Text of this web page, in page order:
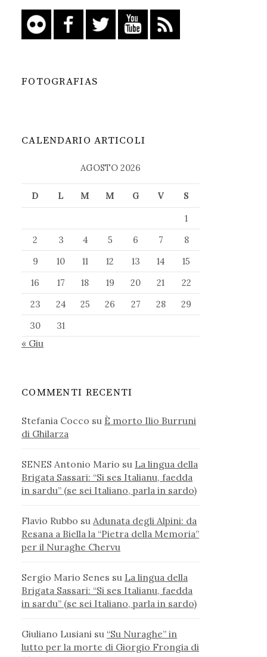
FOTOGRAFIAS
CALENDARIO ARTICOLI
AGOSTO 2026
D L M M G V
S
1
2
3 4 5 6 7
8
9
10 11 12 13 14
15
16
17 18 19 20 21
22
23
24 25 26 27 28
29
30
31
« Giu
COMMENTI RECENTI
Stefania Cocco su È morto Ilio Burruni
di Ghilarza
SENES Antonio Mario su La lingua della
Brigata Sassari: “Si ses Italianu, faedda
in sardu” (se sei Italiano, parla in sardo)
Flavio Rubbo su Adunata degli Alpini: da
Resana a Biella la “Pietra della Memoria”
per il Nuraghe Chervu
Sergio Mario Senes su La lingua della
Brigata Sassari: “Si ses Italianu, faedda
in sardu” (se sei Italiano, parla in sardo)
Giuliano Lusiani su “Su Nuraghe” in
lutto per la morte di Giorgio Frongia di